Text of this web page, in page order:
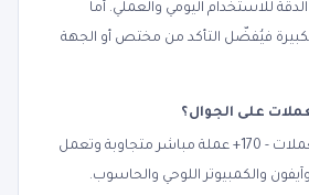
الدقة للاستخدام اليومي والعملي. أما
فيُفضّل التأكد من مختص أو الجهة
على الجوال؟
نعم، صفحة محول العملات - 170+ عملة مباشر متجاوبة وتعمل
والكمبيوتر اللوحي والحاسوب.